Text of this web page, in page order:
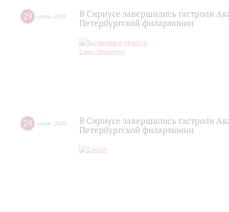
29 июля 2026
В Сириусе завершились гастроли
Петербургской филармонии
29 июля 2026
В Сириусе завершились гастроли
Петербургской филармонии